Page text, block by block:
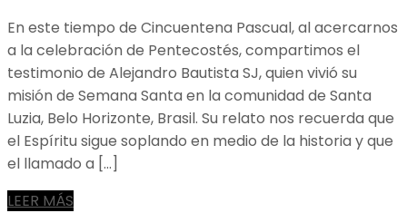
En este tiempo de Cincuentena Pascual, al acercarnos
a la celebración de Pentecostés, compartimos el
testimonio de Alejandro Bautista SJ, quien vivió su
misión de Semana Santa en la comunidad de Santa
Luzia, Belo Horizonte, Brasil. Su relato nos recuerda que
el Espíritu sigue soplando en medio de la historia y que
el llamado a […]
LEER MÁS